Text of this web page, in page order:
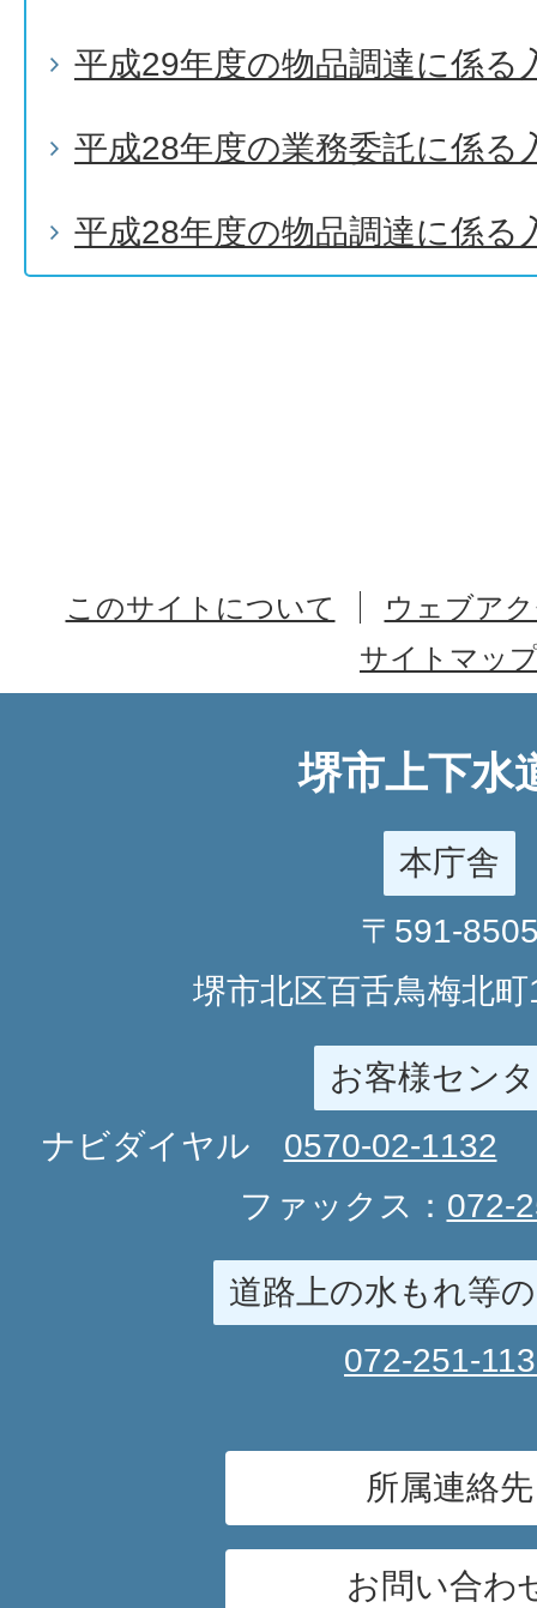
平成29年度の物品調達に係る
平成28年度の業務委託に係る
平成28年度の物品調達に係る
このサイトについて
ウェブア
サイトマッ
堺市上下水
本庁舎
〒591-
堺市北区百舌鳥梅北
お客様セン
ナビダイヤル 0570-02-1132
ファックス： 072-
道路上の水もれ等
072-251-
所属連絡先
お問い合わ